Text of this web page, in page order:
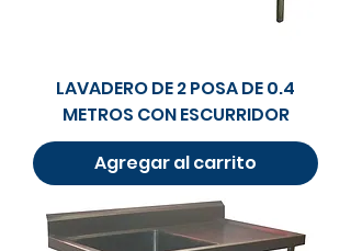
LAVADERO DE 2 POSA DE 0.4
METROS CON ESCURRIDOR
Agregar al carrito